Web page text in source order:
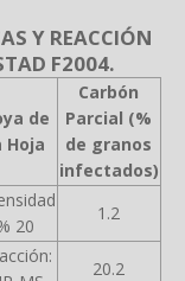
Y REACCIÓN
F2004.
de
Hoja
Carbón
Parcial (%
de granos
infectados)
20
1.2
20.2